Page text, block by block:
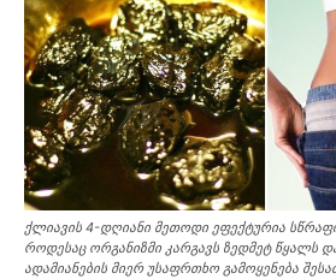
ქლიავის 4-დღიანი მეთოდი ეფექტურია
როდესაც ორგანიზმი კარგავს ზედმეტ წყალს
ადამიანების მიერ უსაფრთხო გამოყენება